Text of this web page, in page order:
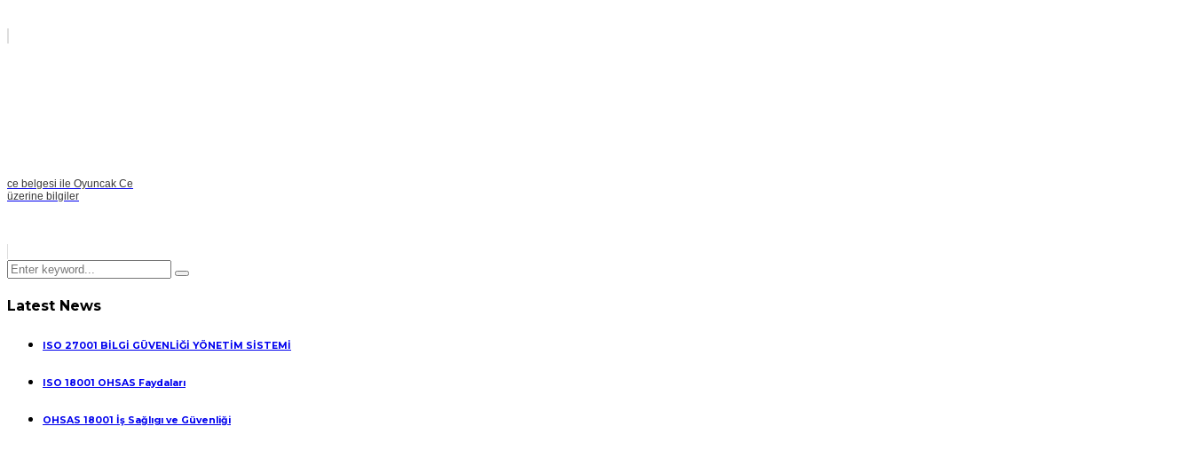
ce belgesi ile Oyuncak Ce
üzerine bilgiler
Latest News
ISO 27001 BİLGİ GÜVENLİĞİ YÖNETİM SİSTEMİ
ISO 18001 OHSAS Faydaları
OHSAS 18001 İş Sağlıgı ve Güvenliği